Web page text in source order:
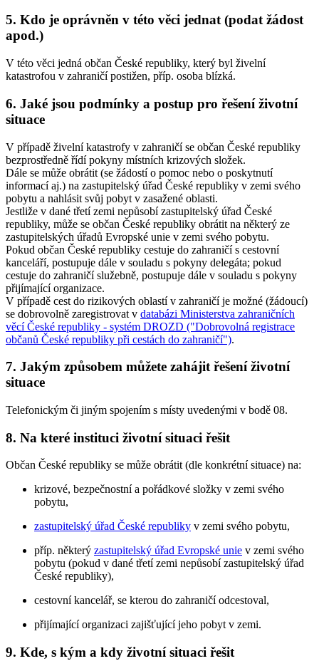
5. Kdo je oprávněn v této věci jednat (podat žádost
apod.)
V této věci jedná občan České republiky, který byl živelní
katastrofou v zahraničí postižen, příp. osoba blízká.
6. Jaké jsou podmínky a postup pro řešení životní
situace
V případě živelní katastrofy v zahraničí se občan České republiky
bezprostředně řídí pokyny místních krizových složek.
Dále se může obrátit (se žádostí o pomoc nebo o poskytnutí
informací aj.) na zastupitelský úřad České republiky v zemi svého
pobytu a nahlásit svůj pobyt v zasažené oblasti.
Jestliže v dané třetí zemi nepůsobí zastupitelský úřad České
republiky, může se občan České republiky obrátit na některý ze
zastupitelských úřadů Evropské unie v zemi svého pobytu.
Pokud občan České republiky cestuje do zahraničí s cestovní
kanceláří, postupuje dále v souladu s pokyny delegáta; pokud
cestuje do zahraničí služebně, postupuje dále v souladu s pokyny
přijímající organizace.
V případě cest do rizikových oblastí v zahraničí je možné (žádoucí)
se dobrovolně zaregistrovat v databázi Ministerstva zahraničních
věcí České republiky - systém DROZD ("Dobrovolná registrace
občanů České republiky při cestách do zahraničí").
7. Jakým způsobem můžete zahájit řešení životní
situace
Telefonickým či jiným spojením s místy uvedenými v bodě 08.
8. Na které instituci životní situaci řešit
Občan České republiky se může obrátit (dle konkrétní situace) na:
krizové, bezpečnostní a pořádkové složky v zemi svého
pobytu,
zastupitelský úřad České republiky v zemi svého pobytu,
příp. některý zastupitelský úřad Evropské unie v zemi svého
pobytu (pokud v dané třetí zemi nepůsobí zastupitelský úřad
České republiky),
cestovní kancelář, se kterou do zahraničí odcestoval,
přijímající organizaci zajišťující jeho pobyt v zemi.
9. Kde, s kým a kdy životní situaci řešit